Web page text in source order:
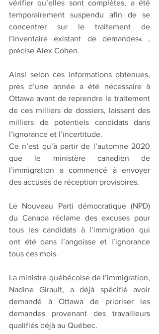
vérifier qu’elles sont complètes, a été
temporairement suspendu afin de se
concentrer sur le traitement de
l’inventaire existant de demandes« ,
précise Alex Cohen.
Ainsi selon ces informations obtenues,
près d’une année a été nécessaire à
Ottawa avant de reprendre le traitement
de ces milliers de dossiers, laissant des
milliers de potentiels candidats dans
l’ignorance et l’incertitude.
Ce n’est qu’à partir de l’automne 2020
que le ministère canadien de
l’immigration a commencé à envoyer
des accusés de réception provisoires.
Le Nouveau Parti démocratique (NPD)
du Canada réclame des excuses pour
tous les candidats à l’immigration qui
ont été dans l’angoisse et l’ignorance
tous ces mois.
La ministre québécoise de l’immigration,
Nadine Girault, a déjà spécifié avoir
demandé à Ottawa de prioriser les
demandes provenant des travailleurs
qualifiés déjà au Québec.